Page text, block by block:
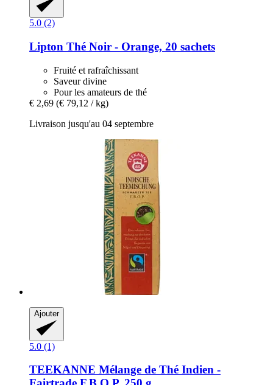
5.0 (2)
Lipton Thé Noir -​ Orange, 20 sachets
Fruité et rafraîchissant
Saveur divine
Pour les amateurs de thé
€ 2,69 (€ 79,12 / kg)
Livraison jusqu'au 04 septembre
Ajouter
5.0 (1)
TEEKANNE Mélange de Thé Indien -​